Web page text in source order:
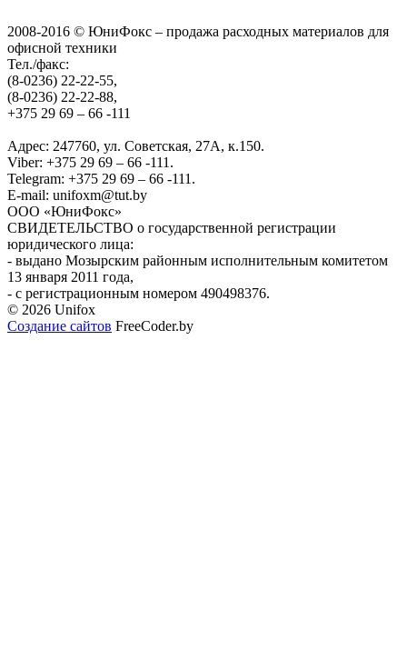
2008-2016 © ЮниФокс – продажа расходных материалов для
офисной техники
Тел./факс:
(8-0236) 22-22-55,
(8-0236) 22-22-88,
+375 29 69 – 66 -111
Адрес: 247760, ул. Советская, 27А, к.150.
Viber: +375 29 69 – 66 -111.
Telegram: +375 29 69 – 66 -111.
E-mail: unifoxm@tut.by
ООО «ЮниФокс»
СВИДЕТЕЛЬСТВО о государственной регистрации
юридического лица:
- выдано Мозырским районным исполнительным комитетом
13 января 2011 года,
- с регистрационным номером 490498376.
© 2026 Unifox
Создание сайтов FreeCoder.by